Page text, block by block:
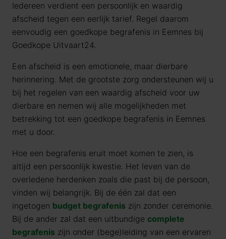
Iedereen verdient een persoonlijk en waardig
afscheid tegen een eerlijk tarief. Regel daarom
eenvoudig een goedkope begrafenis in Eemnes bij
Goedkope Uitvaart24.
Een afscheid is een emotionele, maar dierbare
herinnering. Met de grootste zorg ondersteunen wij u
bij het regelen van een waardig afscheid voor uw
dierbare en nemen wij alle mogelijkheden met
betrekking tot een goedkope begrafenis in Eemnes
met u door.
Hoe een begrafenis eruit moet komen te zien, is
altijd een persoonlijk kwestie. Het leven van de
overledene herdenken zoals die past bij de persoon,
vinden wij belangrijk. Bij de één zal dat een
ingetogen budget begrafenis zijn zonder ceremonie.
Bij de ander zal dat een uitbundige complete
begrafenis zijn onder (bege)leiding van een ervaren